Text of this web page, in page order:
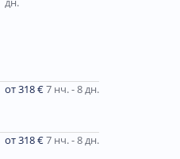
от 318 €7 нч. - 8 дн.
от 318 €7 нч. - 8 дн.